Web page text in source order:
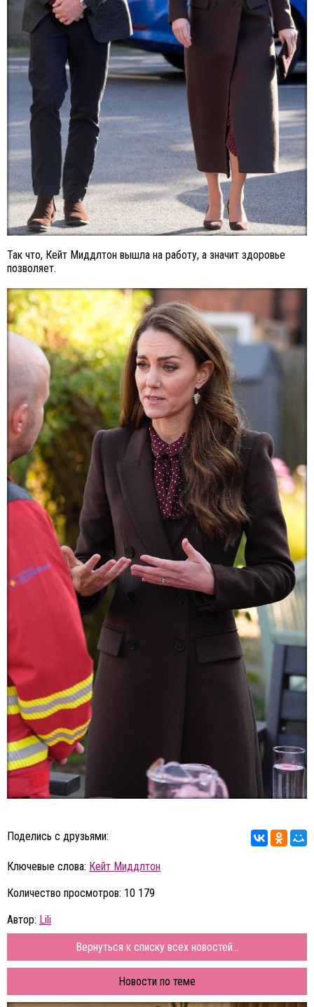
Так что, Кейт Миддлтон вышла на работу, а значит здоровье
позволяет.
Поделись с друзьями:
Ключевые слова: Кейт Миддлтон
Количество просмотров: 10 179
Автор: Lili
Вернуться к списку всех новостей...
Новости по теме